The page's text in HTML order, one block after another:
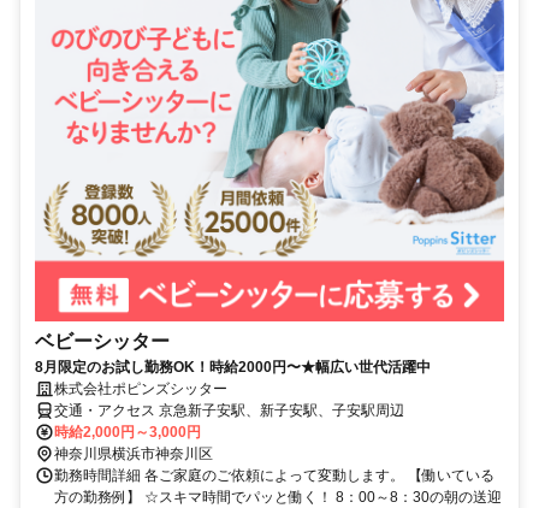
ベビーシッター
8月限定のお試し勤務OK！時給2000円〜★幅広い世代活躍中
株式会社ポピンズシッター
交通・アクセス 京急新子安駅、新子安駅、子安駅周辺
時給2,000円～3,000円
神奈川県横浜市神奈川区
勤務時間詳細 各ご家庭のご依頼によって変動します。 【働いている
方の勤務例】 ☆スキマ時間でパッと働く！ 8：00～8：30の朝の送迎